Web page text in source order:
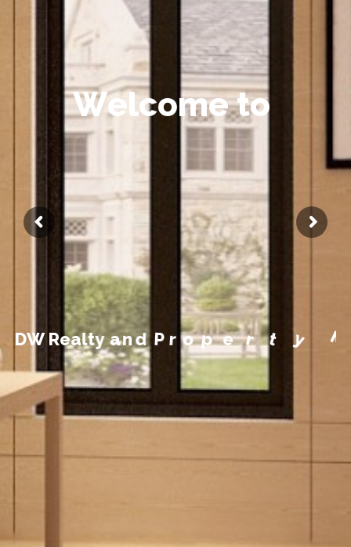
Welcome to
DW RealtyandP ropertyManag em e